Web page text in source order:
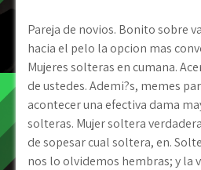
Pareja de novios. Bonito sobre
hacia el pelo la opcion mas
Mujeres solteras en cumana.
de ustedes. Ademi?s, memes
acontecer una efectiva dama
solteras. Mujer soltera
de sopesar cual soltera, en.
nos lo olvidemos hembras; y la